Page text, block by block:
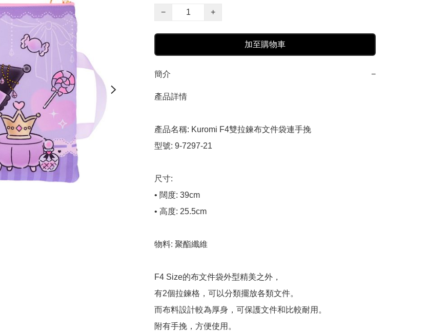
−
+
加至購物車
簡介 −
產品詳情
產品名稱: Kuromi F4雙拉鍊布文件袋連手挽
型號: 9-7297-21
尺寸:
• 闊度: 39cm
• 高度: 25.5cm
物料: 聚酯纖維
F4 Size的布文件袋外型精美之外，
有2個拉鍊格，可以分類擺放各類文件。
而布料設計較為厚身，可保護文件和比較耐用。
附有手挽，方便使用。